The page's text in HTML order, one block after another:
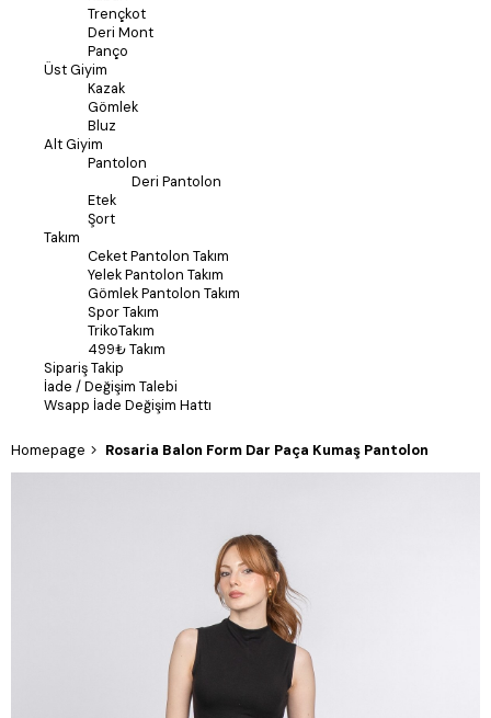
Trençkot
Deri Mont
Panço
Üst Giyim
Kazak
Gömlek
Bluz
Alt Giyim
Pantolon
Deri Pantolon
Etek
Şort
Takım
Ceket Pantolon Takım
Yelek Pantolon Takım
Gömlek Pantolon Takım
Spor Takım
TrikoTakım
499₺ Takım
Sipariş Takip
İade / Değişim Talebi
Wsapp İade Değişim Hattı
Homepage Rosaria Balon Form Dar Paça Kumaş Pantolon